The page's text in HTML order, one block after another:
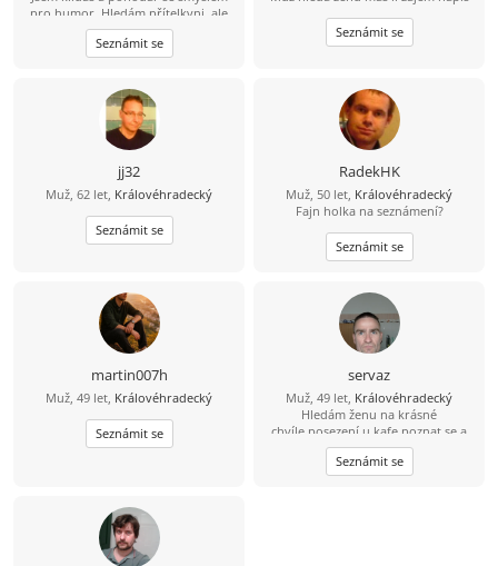
přinese budoucnost? To ukáže čas."
pro humor. Hledám přítelkyni, ale
nepohrdnou ani z kamarádkou.
Seznámit se
Seznámit se
jj32
Muž, 62 let, Královéhradecký
Seznámit se
RadekHK
Muž, 50 let, Královéhradecký
Fajn holka na seznámení?
Seznámit se
martin007h
Muž, 49 let, Královéhradecký
Seznámit se
servaz
Muž, 49 let, Královéhradecký
Hledám ženu na krásné
chvíle,posezení u kafe,poznat se a
pak se uvidí.Jízda na horském kole
,lesňačky i traily.Procházka v
přírodě.A i jiné...
Seznámit se